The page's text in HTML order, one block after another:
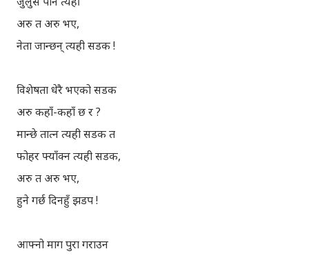
अरु त अरु भए,
नेता जान्छन् त्यही सडक !
विशेषता धेरै भएको सडक
अरु कहाँ-कहाँ छ र ?
मान्छे तात्न त्यही सडक त
फोहर फ्याँक्न त्यही सडक,
अरु त अरु भए,
हुने गर्छ दिनहुँ झडप !
आफ्नो माग पुरा गराउन